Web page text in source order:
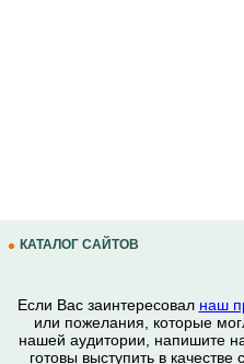
КАТАЛОГ САЙТОВ
Если Вас заинтересовал наш
или пожелания, которые
нашей аудитории, напишите
готовы выступить в